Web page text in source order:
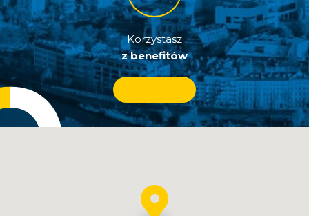
Korzystasz
z benefitów